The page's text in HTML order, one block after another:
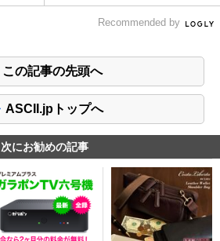
Recommended by
この記事の先頭へ
ASCII.jpトップへ
次にお勧めの記事